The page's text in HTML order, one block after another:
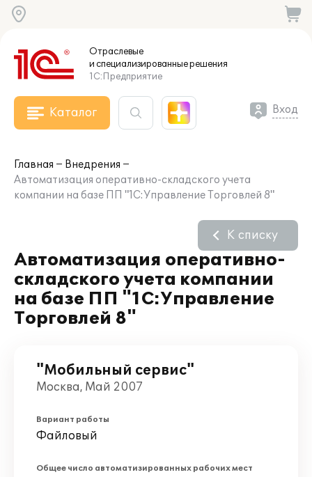
Отраслевые
и специализированныерешения
1С:Предприятие
Каталог Вход
Главная
Внедрения
Автоматизация оперативно-складского учета
компании на базе ПП "1С:Управление Торговлей 8"
Автоматизация оперативно-
складского учета компании
на базе ПП "1С:Управление
Торговлей 8"
К списку
"Мобильный сервис"
Москва, Май 2007
Вариант работы
Файловый
Общее число автоматизированных рабочих мест